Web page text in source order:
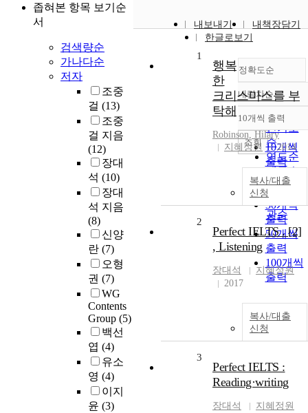
좁혀본 항목 보기순
서
검색량순
가나다순
저자
조중
걸 (13)
조중
걸 지음
(12)
장대
석 (10)
장대
석 지음
(8)
신양
란 (7)
오형
권 (7)
WG
Contents
Group (5)
백선
엽 (4)
유소
영 (4)
이지
윤 (3)
내보내기
내책장담기
한글로보기
정확도순
정확도
순
인기도
순
연도순
제목순
저자순
발행기
관순
내림차순
내림차
10개씩 출력
10개씩
출력
20개씩
출력
30개씩
출력
50개씩
출력
100개씩
출력
조회
1
행복
한
크리스마스를 부
탁해
Robinson, Hilary
지혜정원
2014
복사/대출
신청
2
Perfect IELTS . [2]
, Listening
장대석
지혜정원
2017
복사/대출
신청
3
Perfect IELTS :
Reading·writing
장대석
지혜정원